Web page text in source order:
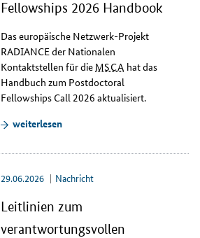
Fellowships 2026 Handbook
Das europäische Netzwerk-Projekt
RADIANCEder Nationalen
Kontaktstellen für die MSCA hat das
Handbuch zum Postdoctoral
Fellowships Call 2026 aktualisiert.
weiterlesen
29.06.2026 Nachricht
Leitlinien zum
verantwortungsvollen